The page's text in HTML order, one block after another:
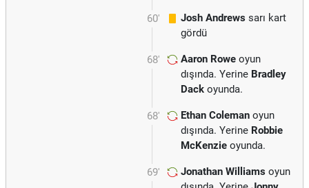
60' Josh Andrews sarı kart
gördü
68' Aaron Rowe oyun
dışında. Yerine Bradley
Dack oyunda.
68' Ethan Coleman oyun
dışında. Yerine Robbie
McKenzie oyunda.
69' Jonathan Williams oyun